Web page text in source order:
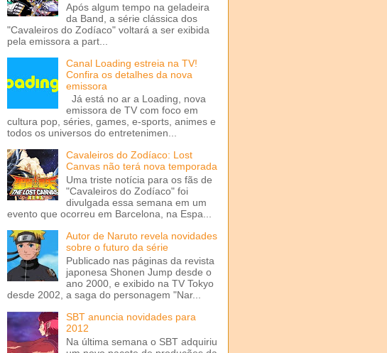
Após algum tempo na geladeira
da Band, a série clássica dos
"Cavaleiros do Zodíaco" voltará a ser exibida
pela emissora a part...
Canal Loading estreia na TV!
Confira os detalhes da nova
emissora
Já está no ar a Loading, nova
emissora de TV com foco em
cultura pop, séries, games, e-sports, animes e
todos os universos do entretenimen...
Cavaleiros do Zodíaco: Lost
Canvas não terá nova temporada
Uma triste notícia para os fãs de
"Cavaleiros do Zodíaco" foi
divulgada essa semana em um
evento que ocorreu em Barcelona, na Espa...
Autor de Naruto revela novidades
sobre o futuro da série
Publicado nas páginas da revista
japonesa Shonen Jump desde o
ano 2000, e exibido na TV Tokyo
desde 2002, a saga do personagem "Nar...
SBT anuncia novidades para
2012
Na última semana o SBT adquiriu